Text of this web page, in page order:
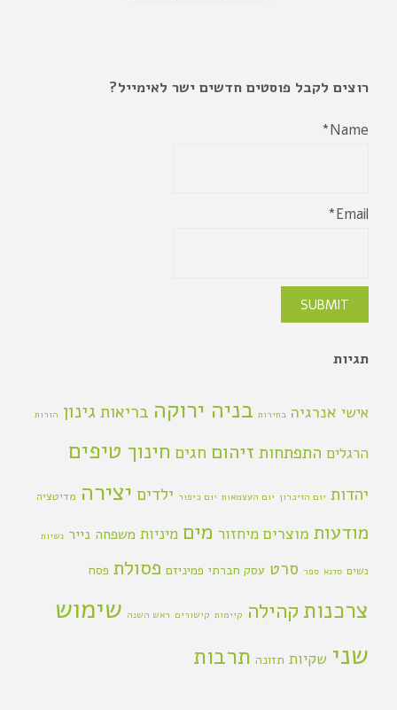
רוצים לקבל פוסטים חדשים ישר לאימייל?
Name*
Email*
תגיות
אישי אנרגיה בחירות בניה ירוקה בריאות גינון הורות
הרגלים התפתחות זיהום חגים חינוך טיפים
יהדות יום הזיכרון יום העצמאות יום כיפור ילדים יצירה מדיטציה
מודעות מוצרים מיחזור מים מיניות משפחה נייר נשיות
נשים סדנא ספר סרט עסק חברתי פמיניזם פסולת פסח
צרכנות קהילה קיימות קישורים ראש השנה שימוש
שני שקיות תזונה תרבות